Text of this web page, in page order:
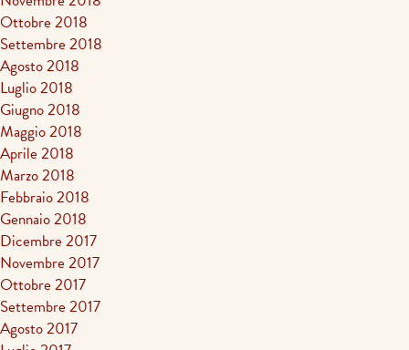
Ottobre 2018
Settembre 2018
Agosto 2018
Luglio 2018
Giugno 2018
Maggio 2018
Aprile 2018
Marzo 2018
Febbraio 2018
Gennaio 2018
Dicembre 2017
Novembre 2017
Ottobre 2017
Settembre 2017
Agosto 2017